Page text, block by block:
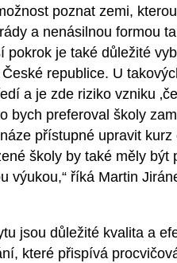
poznat zemi,
a nenásilnou formou
pokrok je také důležité
republice. U
a je zde riziko vzniku
bych preferoval školy
přístupné upravit
školy by také měly být
výukou,“ říká Martin
jsou důležité kvalita a
které přispívá